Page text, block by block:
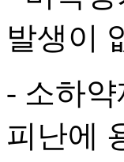
발생이
- 소하
피난에